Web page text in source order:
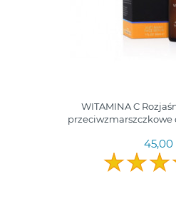
WITAMINA C
przeciwzmarszczkowe
45,00